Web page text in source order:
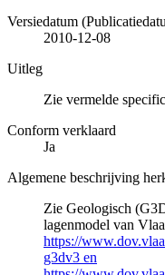
Versiedatum
2010-12-08
Uitleg
Zie vermelde
Conform verklaard
Ja
Algemene beschrijving
Zie Geologisch
lagenmodel van
https://
g3dv3 en